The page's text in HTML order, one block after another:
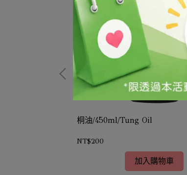
桐油/450ml/Tung Oil
NT$200
加入購物車